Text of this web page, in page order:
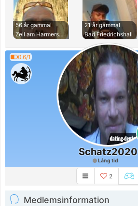
56 år gammal
Zell am Harmersbac
21 år gammal
Bad Friedrichshall
0.6/1
Schatz2020
Lång tid
2
Medlemsinformation